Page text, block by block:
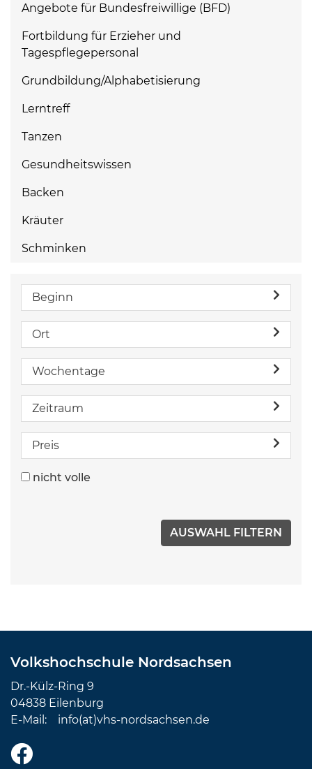
Angebote für Bundesfreiwillige (BFD)
Fortbildung für Erzieher und
Tagespflegepersonal
Grundbildung/Alphabetisierung
Lerntreff
Tanzen
Gesundheitswissen
Backen
Kräuter
Schminken
Beginn
Ort
Wochentage
Zeitraum
Preis
nicht volle
Volkshochschule Nordsachsen
Dr.-Külz-Ring 9
04838 Eilenburg
E-Mail: info(at)vhs-nordsachsen.de